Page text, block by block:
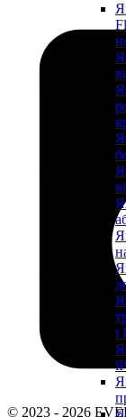
і
© 2023 - 2026